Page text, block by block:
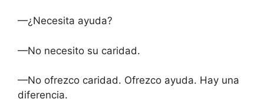
—¿Necesita ayuda?
—No necesito su caridad.
—No ofrezco caridad. Ofrezco ayuda. Hay una
diferencia.